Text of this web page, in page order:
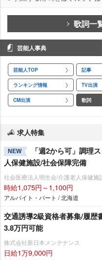
歌詞一
芸能人事典
芸能人TOP 記事
ランキング情報 TV出演
CM出演 歌詞
求人特集
NEW
「週2から可」調理
人保健施設/社会保障完備
社会医療法人明生会/介護老人保健施
時給1,075円～1,100円
アルバイト・パート / 北海道
交通誘導2級資格者募集/履歴
3.8万円可能
株式会社新日本メンテナンス
日給1万9,000円